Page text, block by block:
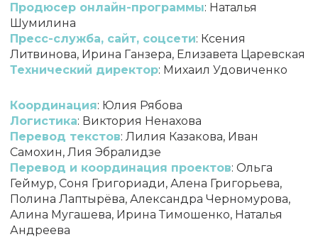
Продюсер онлайн-программы: Наталья
Шумилина
Пресс-служба, сайт, соцсети: Ксения
Литвинова, Ирина Ганзера, Елизавета Царевская
Технический директор: Михаил Удовиченко
Координация: Юлия Рябова
Логистика: Виктория Ненахова
Перевод текстов: Лилия Казакова, Иван
Самохин, Лия Эбралидзе
Перевод и координация проектов: Ольга
Геймур, Соня Григориади, Алена Григорьева,
Полина Лаптырёва, Александра Черномурова,
Алина Мугашева, Ирина Тимошенко, Наталья
Андреева